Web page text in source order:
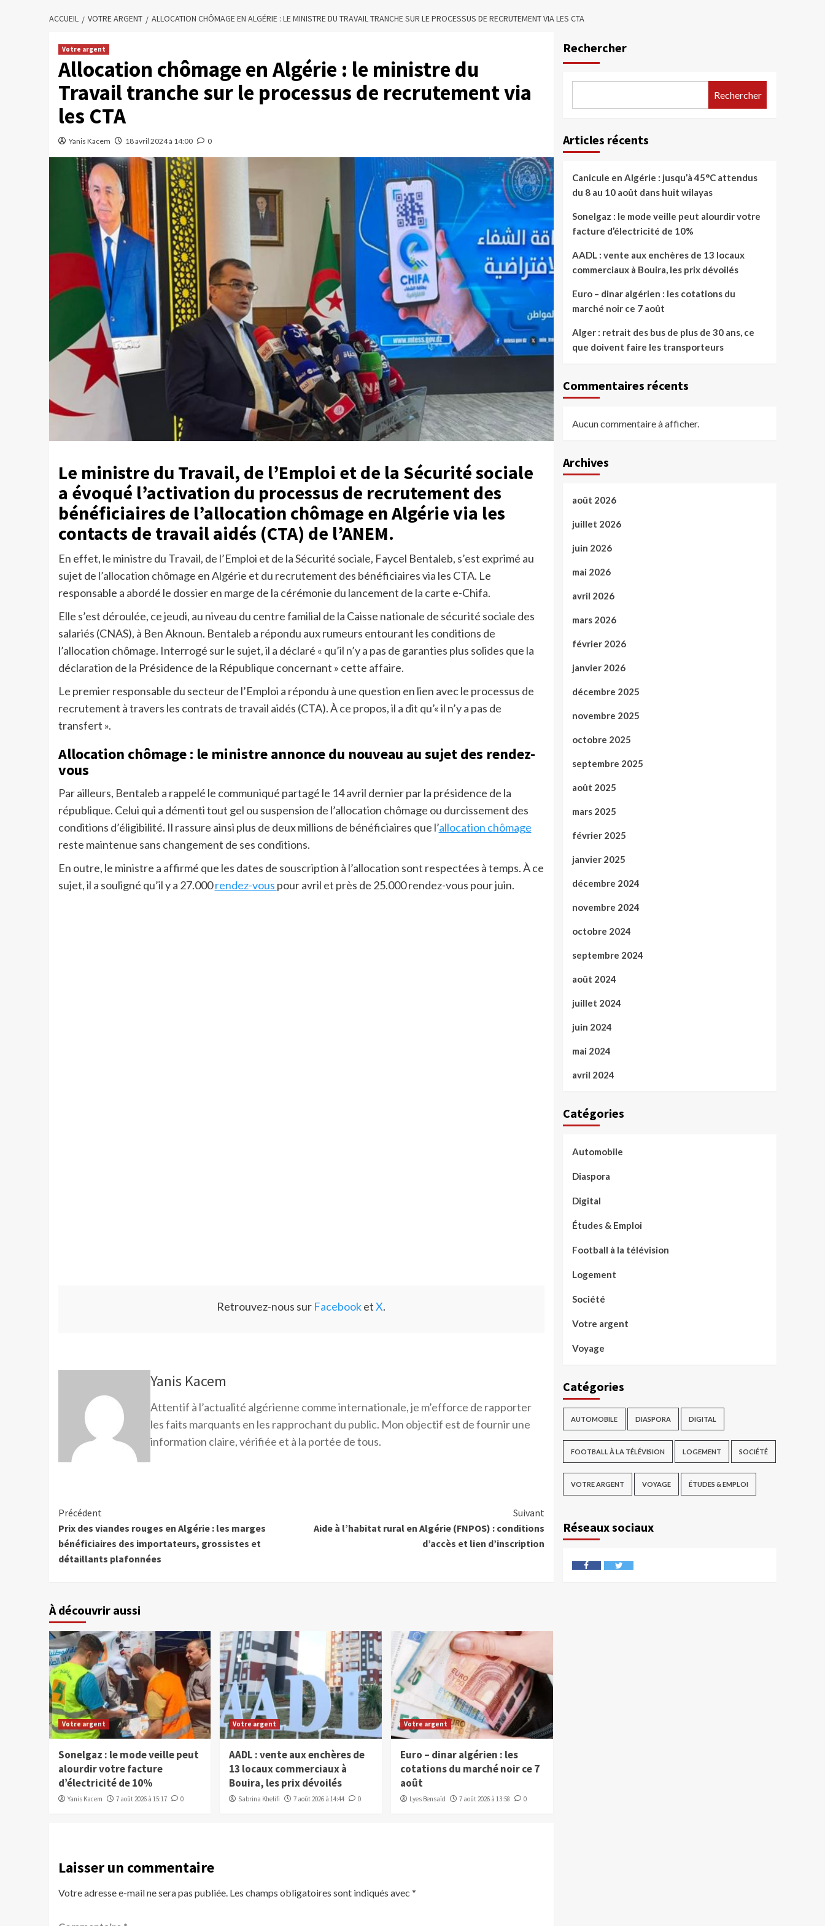
ACCUEIL VOTRE ARGENT ALLOCATION CHÔMAGE EN ALGÉRIE : LE MINISTRE DU TRAVAIL TRANCHE SUR LE PROCESSUS DE RECRUTEMENT VIA LES CTA
Votre argent
Allocation chômage en Algérie : le ministre du
Travail tranche sur le processus de recrutement via
les CTA
Yanis Kacem 18 avril 2024 à 14:00 0
Le ministre du Travail, de l’Emploi et de la Sécurité sociale
a évoqué l’activation du processus de recrutement des
bénéficiaires de l’allocation chômage en Algérie via les
contacts de travail aidés (CTA) de l’ANEM.
En effet, le ministre du Travail, de l’Emploi et de la Sécurité sociale, Faycel Bentaleb, s’est exprimé au
sujet de l’allocation chômage en Algérie et du recrutement des bénéficiaires via les CTA. Le
responsable a abordé le dossier en marge de la cérémonie du lancement de la carte e-Chifa.
Elle s’est déroulée, ce jeudi, au niveau du centre familial de la Caisse nationale de sécurité sociale des
salariés (CNAS), à Ben Aknoun. Bentaleb a répondu aux rumeurs entourant les conditions de
l’allocation chômage. Interrogé sur le sujet, il a déclaré « qu’il n’y a pas de garanties plus solides que la
déclaration de la Présidence de la République concernant » cette affaire.
Le premier responsable du secteur de l’Emploi a répondu à une question en lien avec le processus de
recrutement à travers les contrats de travail aidés (CTA). À ce propos, il a dit qu’« il n’y a pas de
transfert ».
Allocation chômage : le ministre annonce du nouveau au sujet des rendez-
vous
Par ailleurs, Bentaleb a rappelé le communiqué partagé le 14 avril dernier par la présidence de la
république. Celui qui a démenti tout gel ou suspension de l’allocation chômage ou durcissement des
conditions d’éligibilité. Il rassure ainsi plus de deux millions de bénéficiaires que l’allocation chômage
reste maintenue sans changement de ses conditions.
En outre, le ministre a affirmé que les dates de souscription à l’allocation sont respectées à temps. À ce
sujet, il a souligné qu’il y a 27.000rendez-vous pour avril et près de 25.000 rendez-vous pour juin.
Retrouvez-nous sur FacebooketX.
Yanis Kacem
Attentif à l’actualité algérienne comme internationale, je m’efforce de rapporter
les faits marquants en les rapprochant du public. Mon objectif est de fournir une
information claire, vérifiée et à la portée de tous.
Précédent
Prix des viandes rouges en Algérie : les marges
bénéficiaires des importateurs, grossistes et
détaillants plafonnées
Suivant
Aide à l’habitat rural en Algérie (FNPOS) : conditions
d’accès et lien d’inscription
À découvrir aussi
Votre argent
Sonelgaz : le mode veille peut
alourdir votre facture
d’électricité de 10%
Yanis Kacem 7 août 2026 à 15:17 0
Votre argent
AADL : vente aux enchères de
13 locaux commerciaux à
Bouira, les prix dévoilés
Sabrina Khelifi 7 août 2026 à 14:44 0
Votre argent
Euro – dinar algérien : les
cotations du marché noir ce 7
août
Lyes Bensaïd 7 août 2026 à 13:58 0
Laisser un commentaire
Votre adresse e-mail ne sera pas publiée. Les champs obligatoires sont indiqués avec *
Rechercher
Rechercher
Articles récents
Canicule en Algérie : jusqu’à 45°C attendus
du 8 au 10 août dans huit wilayas
Sonelgaz : le mode veille peut alourdir votre
facture d’électricité de 10%
AADL : vente aux enchères de 13 locaux
commerciaux à Bouira, les prix dévoilés
Euro – dinar algérien : les cotations du
marché noir ce 7 août
Alger : retrait des bus de plus de 30 ans, ce
que doivent faire les transporteurs
Commentaires récents
Aucun commentaire à afficher.
Archives
août 2026
juillet 2026
juin 2026
mai 2026
avril 2026
mars 2026
février 2026
janvier 2026
décembre 2025
novembre 2025
octobre 2025
septembre 2025
août 2025
mars 2025
février 2025
janvier 2025
décembre 2024
novembre 2024
octobre 2024
septembre 2024
août 2024
juillet 2024
juin 2024
mai 2024
avril 2024
Catégories
Automobile
Diaspora
Digital
Études & Emploi
Football à la télévision
Logement
Société
Votre argent
Voyage
Catégories
AUTOMOBILE DIASPORA DIGITAL
FOOTBALL À LA TÉLÉVISION LOGEMENT SOCIÉTÉ
VOTRE ARGENT VOYAGE ÉTUDES & EMPLOI
Réseaux sociaux